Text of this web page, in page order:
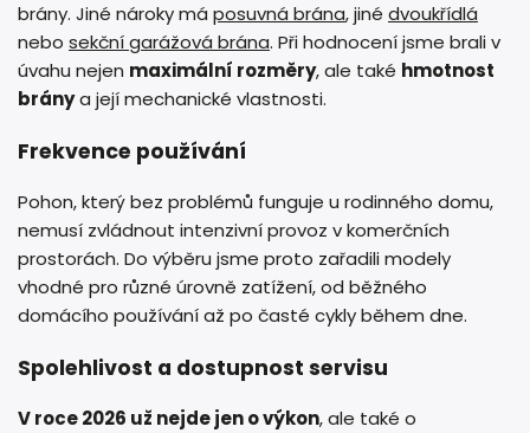
brány. Jiné nároky má posuvná brána, jiné dvoukřídlá
nebo sekční garážová brána. Při hodnocení jsme brali v
úvahu nejen maximální rozměry, ale také hmotnost
bránya její mechanické vlastnosti.
Frekvence používání
Pohon, který bez problémů funguje u rodinného domu,
nemusí zvládnout intenzivní provoz v komerčních
prostorách. Do výběru jsme proto zařadili modely
vhodné pro různé úrovně zatížení, od běžného
domácího používání až po časté cykly během dne.
Spolehlivost a dostupnost servisu
V roce 2026 už nejde jen o výkon, ale také o